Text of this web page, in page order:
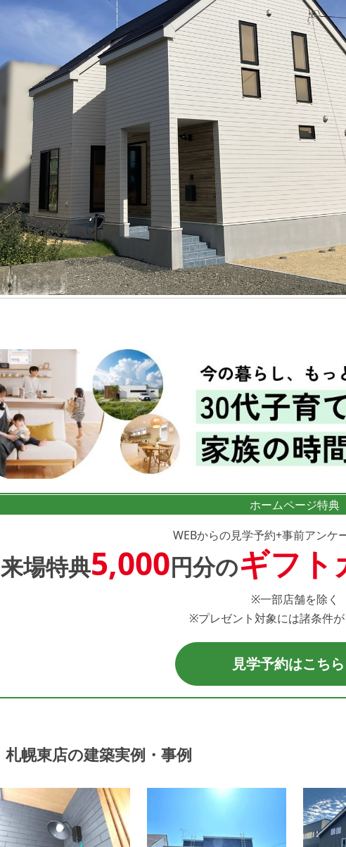
ホームページ特典
WEBからの見学予約+事前アンケ
来場特典5,000円分のギフト
※一部店舗を除く
※プレゼント対象には諸条件
見学予約はこちら
札幌東店の建築実例・事例